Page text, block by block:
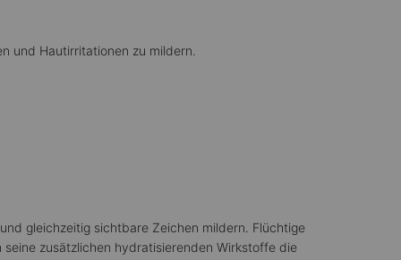
und Hautirritationen zu mildern.
gleichzeitig sichtbare Zeichen mildern. Flüchtige
zusätzlichen hydratisierenden Wirkstoffe die